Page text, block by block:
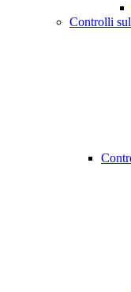
Controlli